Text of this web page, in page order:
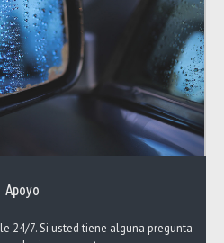
Apoyo
24/7. Si usted tiene alguna pregunta